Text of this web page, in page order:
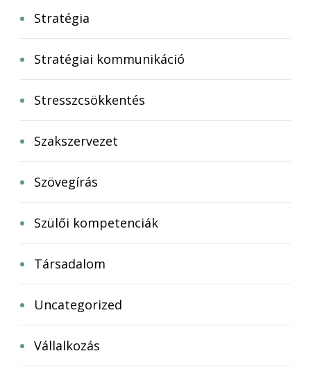
Stratégia
Stratégiai kommunikáció
Stresszcsökkentés
Szakszervezet
Szövegírás
Szülői kompetenciák
Társadalom
Uncategorized
Vállalkozás